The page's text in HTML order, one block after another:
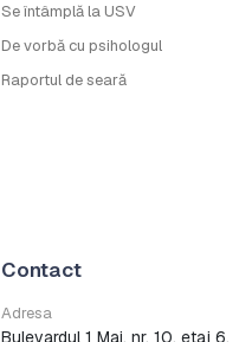
Se întâmplă la USV
De vorbă cu psihologul
Raportul de seară
Contact
Adresa
Bulevardul 1 Mai, nr. 10, etaj 6,